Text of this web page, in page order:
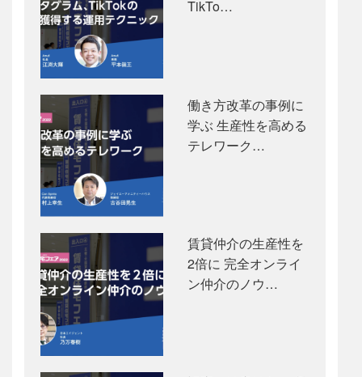
TikTo…
働き方改革の事例に
学ぶ 生産性を高める
テレワーク…
賃貸仲介の生産性を
2倍に 完全オンライ
ン仲介のノウ…